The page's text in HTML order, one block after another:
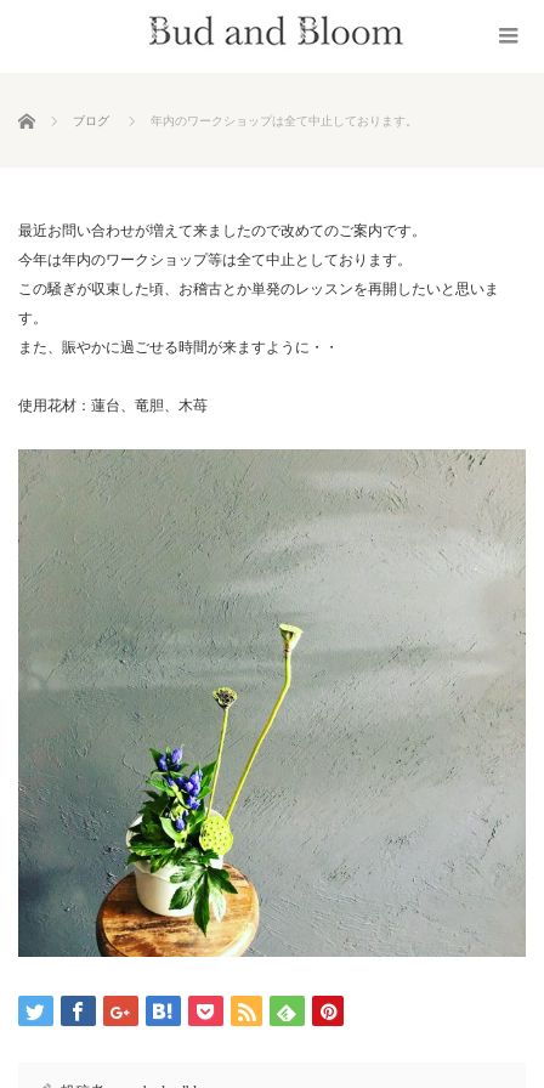
ホーム ブログ 年内のワークショップは全て中止しております。
最近お問い合わせが増えて来ましたので改めてのご案内です。
今年は年内のワークショップ等は全て中止としております。
この騒ぎが収束した頃、お稽古とか単発のレッスンを再開したいと思いま
す。
また、賑やかに過ごせる時間が来ますように・・
使用花材：蓮台、竜胆、木苺